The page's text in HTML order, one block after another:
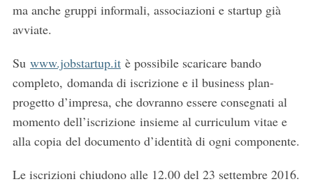
ma anche gruppi informali, associazioni e startup già
avviate.
Su www.jobstartup.itè possibile scaricare bando
completo, domanda di iscrizione e il business plan-
progetto d’impresa, che dovranno essere consegnati al
momento dell’iscrizione insieme al curriculum vitae e
alla copia del documento d’identità di ogni componente.
Le iscrizioni chiudono alle 12.00 del 23 settembre 2016.